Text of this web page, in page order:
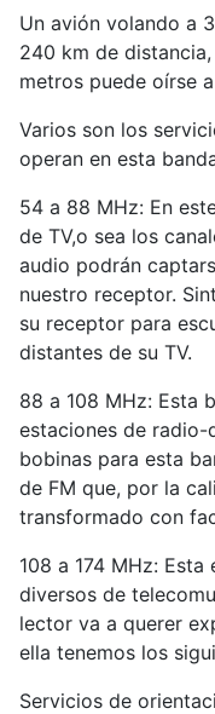
Un avión volando a
240 km de
metros puede oírse
Varios son los
operan en esta
54 a 88 MHz: En
de TV,o sea los
audio podrán
nuestro receptor.
su receptor para
distantes de su TV.
88 a 108 MHz: Esta
estaciones de radio-
bobinas para esta
de FM que, por la
transformado con
108 a 174 MHz:
diversos de
lector va a querer
ella tenemos los
Servicios de